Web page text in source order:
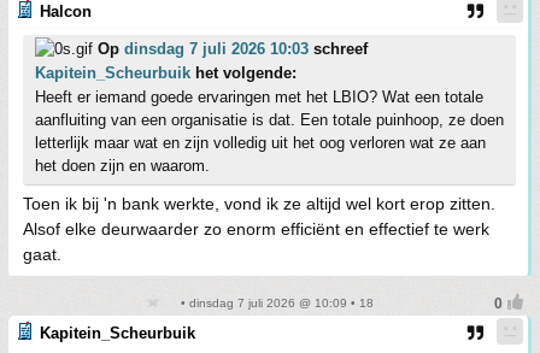
Halcon
Op dinsdag 7 juli 2026 10:03 schreef
Kapitein_Scheurbuik het volgende:
Heeft er iemand goede ervaringen met het LBIO? Wat een totale
aanfluiting van een organisatie is dat. Een totale puinhoop, ze doen
letterlijk maar wat en zijn volledig uit het oog verloren wat ze aan
het doen zijn en waarom.
Toen ik bij 'n bank werkte, vond ik ze altijd wel kort erop zitten.
Alsof elke deurwaarder zo enorm efficiënt en effectief te werk
gaat.
• dinsdag 7 juli 2026 @ 10:09 • 18
Kapitein_Scheurbuik